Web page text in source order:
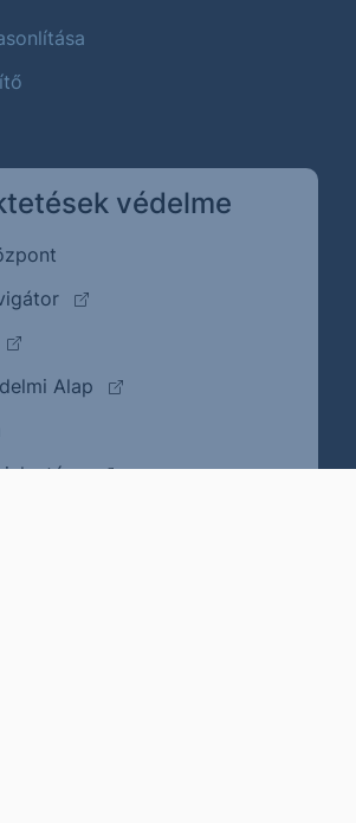
védelme
(külső oldalra ugrik)
(külső oldalra ugrik)
Alap
(külső oldalra ugrik)
(külső oldalra ugrik)